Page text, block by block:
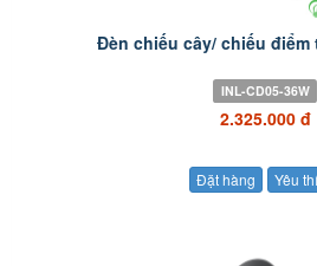
Đèn chiếu cây/ chiếu điểm
INL-CD05-36W
2.325.000 đ
Đặt hàng Yêu